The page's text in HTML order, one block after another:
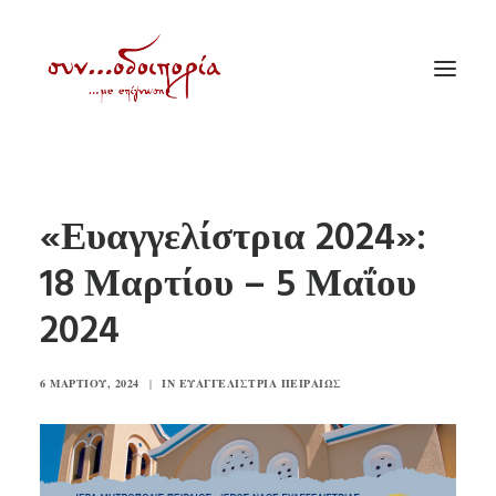
ΘΕΜΑΤΟΛΟΓΙΑ
ΑΝΑΚΟΙΝΩΣΕΙΣ
ΕΝΟΡΙΑ ΕΝ ΔΡΑΣΕΙ
ΠΑΛΑΙΑ ΣΥΝΟΔΟΙΠΟΡΙΑ
ΕΠΙΚΟΙΝΩΝΙΑ
«Ευαγγελίστρια 2024»:
18 Μαρτίου – 5 Μαΐου
2024
6 ΜΑΡΤΊΟΥ, 2024 | IN ΕΥΑΓΓΕΛΊΣΤΡΙΑ ΠΕΙΡΑΙΏΣ